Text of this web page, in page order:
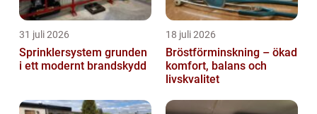
31 juli 2026
Sprinklersystem grunden
i ett modernt brandskydd
18 juli 2026
Bröstförminskning – ökad
komfort, balans och
livskvalitet